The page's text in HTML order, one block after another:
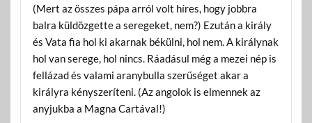
(Mert az összes pápa arról volt híres, hogy jobbra
balra küldözgette a seregeket, nem?) Ezután a király
és Vata fia hol ki akarnak békülni, hol nem. A királynak
hol van serege, hol nincs. Ráadásul még a mezei nép is
fellázad és valami aranybulla szerűséget akar a
királyra kényszeríteni. (Az angolok is elmennek az
anyjukba a Magna Cartával!)